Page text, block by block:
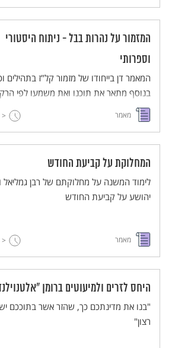
במפעלם גם המשך של מה שקדם להם וגם
חידוש.
המזמור על נהרות בבל - ניתוח היסטורי
וספרותי
המאמר דן בייחודו של מזמור קל"ז בתהילים
בנוסף מתאר את תוכנו ואת משמעו לפי
ההיסטורי לכתיבתו: חורבן ירושלים וגלות בבל.
מאמר < 1
המחלוקת על קביעת החודש
לימוד המשנה על מחלוקתם של רבן גמליאל
יהושע על קביעת החודש
מאמר < 1
היחס לזרים ולמיעוטים ברומן
"בנו את מדינתכם כך, שהזר אשר בתוככם
רצון"